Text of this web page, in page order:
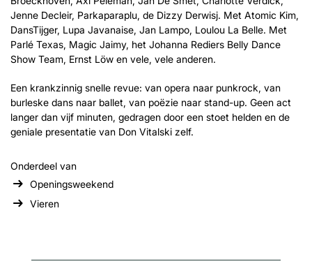
Jenne Decleir, Parkaparaplu, de Dizzy Derwisj. Met Atomic Kim,
DansTijger, Lupa Javanaise, Jan Lampo, Loulou La Belle. Met
Parlé Texas, Magic Jaimy, het Johanna Rediers Belly Dance
Show Team, Ernst Löw en vele, vele anderen.
Een krankzinnig snelle revue: van opera naar punkrock, van
burleske dans naar ballet, van poëzie naar stand-up. Geen act
langer dan vijf minuten, gedragen door een stoet helden en de
geniale presentatie van Don Vitalski zelf.
Onderdeel van
Openingsweekend
Vieren